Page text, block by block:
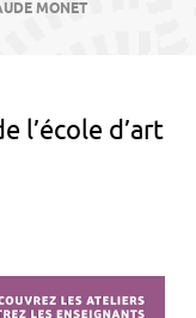
MONET
l’école d’art